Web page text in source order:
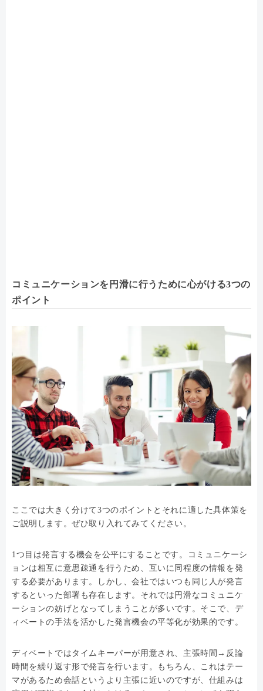
コミュニケーションを円滑に行うために心がける3つの
ポイント
ここでは大きく分けて3つのポイントとそれに適した具体策を
ご説明します。ぜひ取り入れてみてください。
1つ目は発言する機会を公平にすることです。コミュニケーシ
ョンは相互に意思疎通を行うため、互いに同程度の情報を発
する必要があります。しかし、会社ではいつも同じ人が発言
するといった部署も存在します。それでは円滑なコミュニケ
ーションの妨げとなってしまうことが多いです。そこで、デ
ィベートの手法を活かした発言機会の平等化が効果的です。
ディベートではタイムキーパーが用意され、主張時間→反論
時間を繰り返す形で発言を行います。もちろん、これはテー
マがあるため会話というより主張に近いのですが、仕組みは